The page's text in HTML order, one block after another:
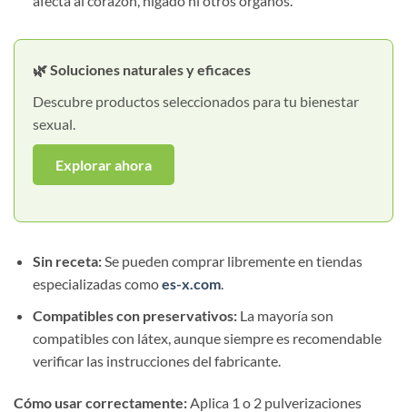
🌿 Soluciones naturales y eficaces
Descubre productos seleccionados para tu bienestar
sexual.
Explorar ahora
Sin receta:Se pueden comprar libremente en tiendas
especializadas comoes-x.com.
Compatibles con preservativos:La mayoría son
compatibles con látex, aunque siempre es recomendable
verificar las instrucciones del fabricante.
Cómo usar correctamente: Aplica 1 o 2 pulverizaciones